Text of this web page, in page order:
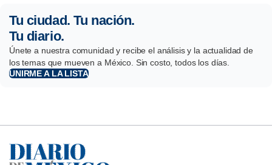
Tu ciudad. Tu nación.
Tu diario.
Únete a nuestra comunidad y recibe el análisis y la actualidad de
los temas que mueven a México. Sin costo, todos los días.
UNIRME A LA LISTA